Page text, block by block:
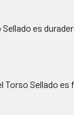
es
Torso Sellado